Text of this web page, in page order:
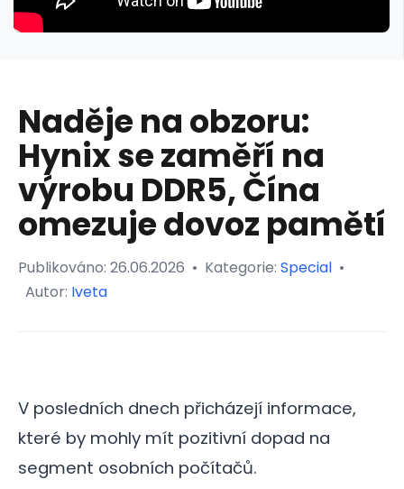
Naděje na obzoru:
Hynix se zaměří na
výrobu DDR5, Čína
omezuje dovoz pamětí
Publikováno: 26.06.2026 • Kategorie: Special •
Autor: Iveta
V posledních dnech přicházejí informace,
které by mohly mít pozitivní dopad na
segment osobních počítačů.